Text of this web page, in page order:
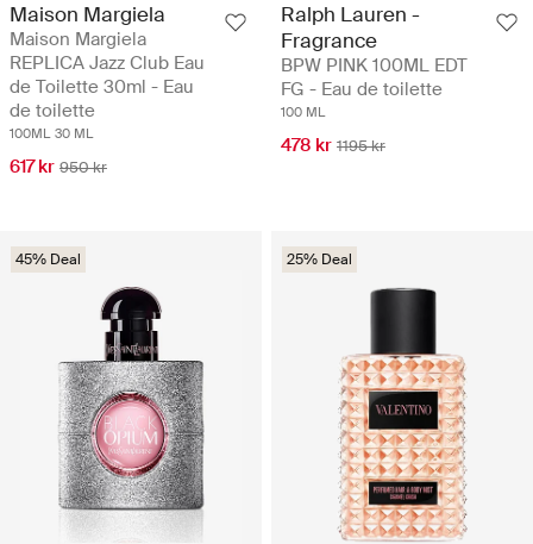
Maison Margiela
Maison Margiela
REPLICA Jazz Club Eau
de Toilette 30ml - Eau
de toilette
100ML 30 ML
617 kr 950 kr
Ralph Lauren -
Fragrance
BPW PINK 100ML EDT
FG - Eau de toilette
100 ML
478 kr 1195 kr
45% Deal 25% Deal